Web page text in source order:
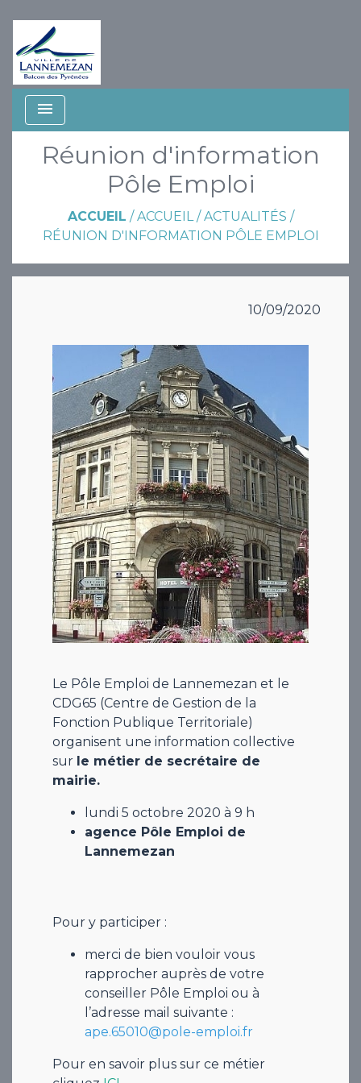
menu
Réunion d'information
Pôle Emploi
ACCUEIL /ACCUEIL/ACTUALITÉS /
RÉUNION D'INFORMATION PÔLE EMPLOI
10/09/2020
Le Pôle Emploi de Lannemezan et le
CDG65 (Centre de Gestion de la
Fonction Publique Territoriale)
organisent une information collective
sur le métier de secrétaire de
mairie.
lundi 5 octobre 2020 à 9 h
agence Pôle Emploi de
Lannemezan
Pour y participer :
merci de bien vouloir vous
rapprocher auprès de votre
conseiller Pôle Emploi ou à
l’adresse mail suivante :
ape.65010@pole-emploi.fr
Pour en savoir plus sur ce métier